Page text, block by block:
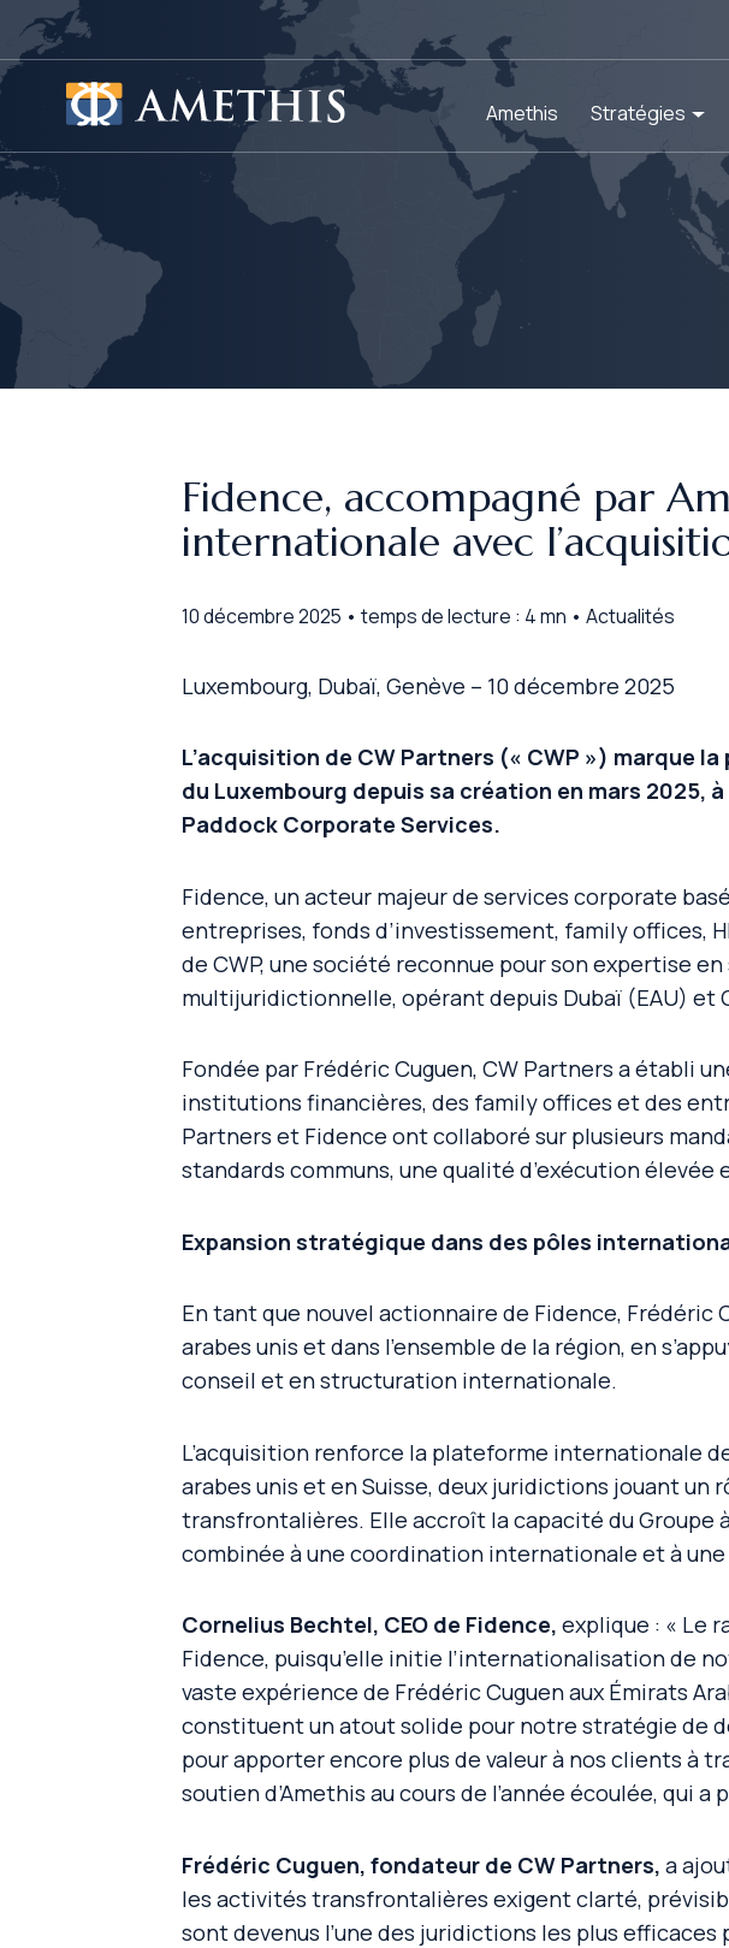
Amethis Stratégies
Fidence, accompagné par
internationale avec
10 décembre 2025 • temps de lecture : 4 mn • Actualités
Luxembourg, Dubaï, Genève – 10 décembre 2025
L’acquisition de CW Partners (« CWP ») marque
du Luxembourg depuis sa création en mars
Paddock Corporate Services.
Fidence, un acteur majeur de services corporate
entreprises, fonds d’investissement, family offices,
de CWP, une société reconnue pour son expertise
multijuridictionnelle, opérant depuis Dubaï (EAU) et
Fondée par Frédéric Cuguen, CW Partners a établi
institutions financières, des family offices et des
Partners et Fidence ont collaboré sur plusieurs
standards communs, une qualité d’exécution
Expansion stratégique dans des pôles
En tant que nouvel actionnaire de Fidence, Frédéric
arabes unis et dans l’ensemble de la région, en
conseil et en structuration internationale.
L’acquisition renforce la plateforme internationale
arabes unis et en Suisse, deux juridictions jouant
transfrontalières. Elle accroît la capacité du Groupe
combinée à une coordination internationale et à
Cornelius Bechtel, CEO de Fidence, explique : « Le
Fidence, puisqu’elle initie l’internationalisation de
vaste expérience de Frédéric Cuguen aux Émirats
constituent un atout solide pour notre stratégie de
pour apporter encore plus de valeur à nos clients à
soutien d’Amethis au cours de l’année écoulée, qui
Frédéric Cuguen, fondateur de CW Partners, a
les activités transfrontalières exigent clarté,
sont devenus l’une des juridictions les plus
Panneau de gestion des cookies